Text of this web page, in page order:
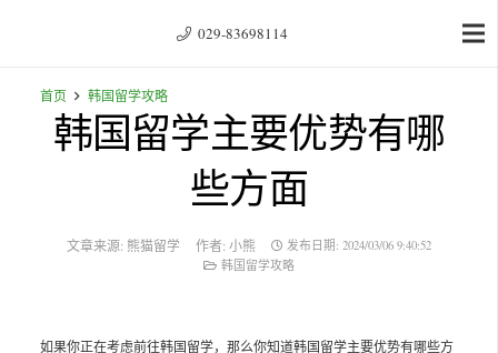
029-83698114
首页 韩国留学攻略
韩国留学主要优势有哪
些方面
文章来源: 熊猫留学 作者: 小熊 发布日期:2024/03/06 9:40:52
韩国留学攻略
如果你正在考虑前往韩国留学，那么你知道韩国留学主要优势有哪些方